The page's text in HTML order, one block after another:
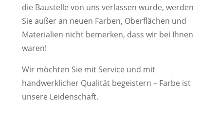
die Baustelle von uns verlassen wurde, werden
Sie außer an neuen Farben, Oberflächen und
Materialien nicht bemerken, dass wir bei Ihnen
waren!
Wir möchten Sie mit Service und mit
handwerklicher Qualität begeistern – Farbe ist
unsere Leidenschaft.